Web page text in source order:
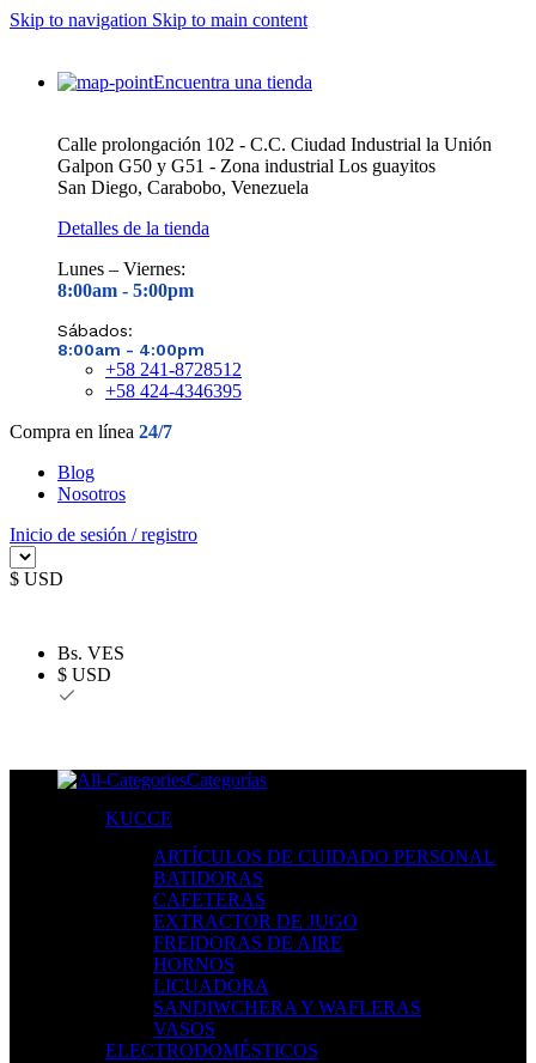
Skip to navigation Skip to main content
Encuentra una tienda
Calle prolongación 102 - C.C. Ciudad Industrial la Unión
Galpon G50 y G51 - Zona industrial Los guayitos
San Diego, Carabobo, Venezuela
Detalles de la tienda
Lunes – Viernes:
8:00am - 5:00pm
Sábados:
8:00am - 4:00pm
+58 241-8728512
+58 424-4346395
Compra en línea 24/7
Blog
Nosotros
Inicio de sesión / registro
$ USD
Bs. VES
$ USD
Categorías
KUCCE
ARTÍCULOS DE CUIDADO PERSONAL
BATIDORAS
CAFETERAS
EXTRACTOR DE JUGO
FREIDORAS DE AIRE
HORNOS
LICUADORA
SANDIWCHERA Y WAFLERAS
VASOS
ELECTRODOMÉSTICOS